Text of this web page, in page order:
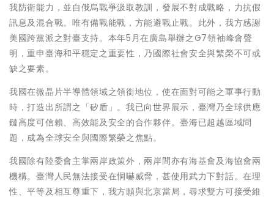
我防衛能力，並自俄烏戰爭汲取教訓，發展不對成戰略，力抗假
訊息及混合戰。唯有備戰能戰，方能避戰止戰。此外，我方感謝
美國跨黨派之對臺支持。本年5月在廣島舉辦之G7領袖峰會聲
明，重申臺海和平穩定之重要性，乃國際社會安全與繁榮不可或
缺之要素。
我國在微晶片半導體領域之領銜地位，使在面對可能之軍事行動
時，打造出所謂之「矽盾」。我已向世界展示，臺灣乃全球供應
鏈高度可信賴、高效能及安全的合作夥伴。臺海已超越區域問
題，成為全球安全與國際繁榮之焦點。
我國除有陸委會主掌兩岸政策外，兩岸間亦有海基會及海協會兩
機構。臺灣人民無法接受在恫嚇威脅，甚使用武力下對話。在理
性、平等及相互尊重下，我方願與北京當局，尋求雙方可接受維